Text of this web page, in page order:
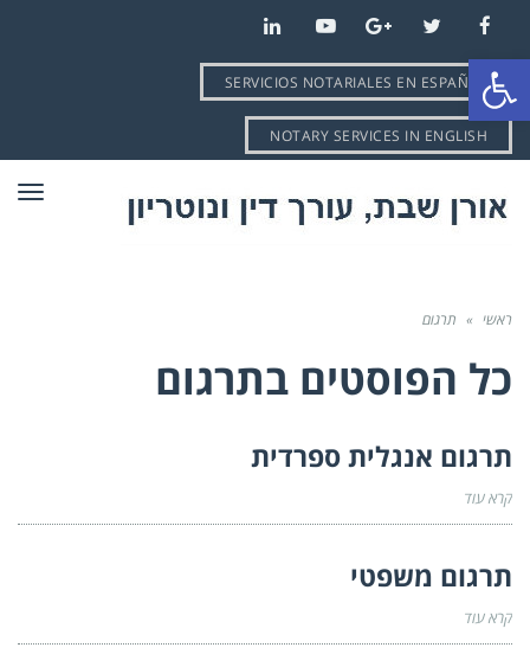
פתח סרגל נגישות
SERVICIOS NOTARIALES EN ESPAÑOL
NOTARY SERVICES IN ENGLISH
ראשי » תרגום
כל הפוסטים בתרגום
תרגום אנגלית ספרדית
קרא עוד
תרגום משפטי
קרא עוד